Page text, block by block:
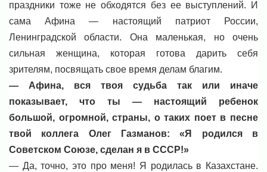
праздники тоже не обходятся без ее выступлений. И
сама Афина — настоящий патриот России,
Ленинградской области. Она маленькая, но очень
сильная женщина, которая готова дарить себя
зрителям, посвящать свое время делам благим.
— Афина, вся твоя судьба так или иначе
показывает, что ты — настоящий ребенок
большой, огромной, страны, о таких поет в песне
твой коллега Олег Газманов: «Я родился в
Советском Союзе, сделан я в СССР!»
— Да, точно, это про меня! Я родилась в Казахстане.